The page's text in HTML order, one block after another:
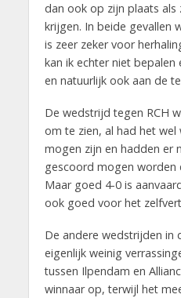
dan ook op zijn plaats
krijgen. In beide gevallen
is zeer zeker voor
kan ik echter niet bepalen
en natuurlijk ook aan de
De wedstrijd tegen RCH
om te zien, al had het wel
mogen zijn en hadden er
gescoord mogen worden
Maar goed 4-0 is
ook goed voor het
De andere wedstrijden in
eigenlijk weinig
tussen Ilpendam en
winnaar op, terwijl het